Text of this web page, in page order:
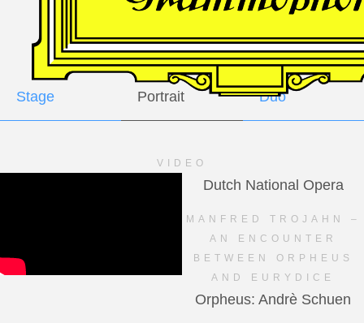
GALLERY
Stage Portrait Duo
VIDEO
Dutch National Opera
MANFRED TROJAHN –
AN ENCOUNTER
BETWEEN ORPHEUS
AND EURYDICE
Orpheus: Andrè Schuen